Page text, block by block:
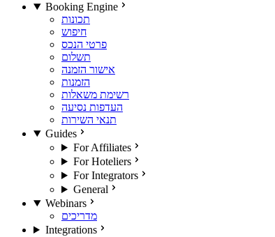
Booking Engine
תכונות
חיפוש
פרטי הנכס
תשלום
אישור הזמנה
הזמנות
רשימת משאלות
העדפות נסיעה
תנאי השירות
Guides
For Affiliates
For Hoteliers
For Integrators
General
Webinars
מדריכים
Integrations